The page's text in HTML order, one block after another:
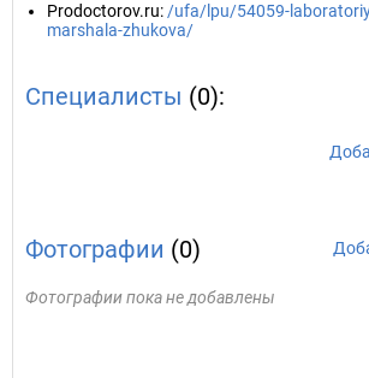
Prodoctorov.ru: /ufa/lpu/54059-
marshala-zhukova/
Специалисты (0):
Фотографии (0)
Фотографии пока не добавлены